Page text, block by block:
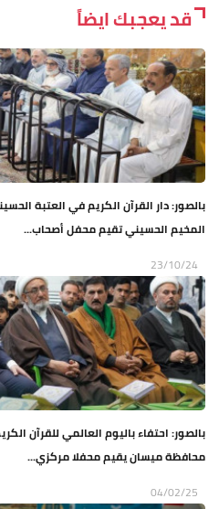
قد يعجبك ايضاً
بالصور: دار القرآن الكريم في العتبة
المخيم الحسيني تقيم محفل أصحاب...
23/10/24
بالصور: احتفاء باليوم العالمي للقرآن
محافظة ميسان يقيم محفلا مركزي...
04/02/25